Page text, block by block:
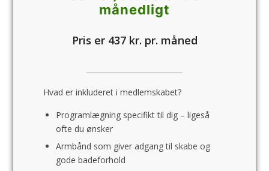
månedligt
Pris er 437 kr. pr. måned
Hvad er inkluderet i medlemskabet?
Programlægning specifikt til dig – ligeså
ofte du ønsker
Armbånd som giver adgang til skabe og
gode badeforhold